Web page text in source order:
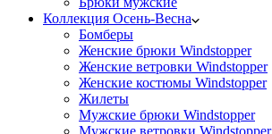
Коллекция Осень-Весна
Бомберы
Женские брюки Windstopper
Женские ветровки Windstopper
Женские костюмы Windstopper
Жилеты
Мужские брюки Windstopper
Мужские ветровки Windstopper